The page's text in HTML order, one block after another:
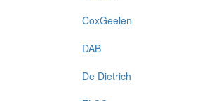
CoxGeelen
DAB
De Dietrich